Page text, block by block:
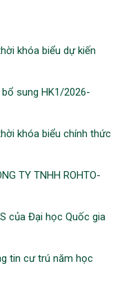
khóa biểu dự kiến
bổ sung HK1/2026-
khóa biểu chính thức
TY TNHH ROHTO-
của Đại học Quốc gia
tin cư trú năm học